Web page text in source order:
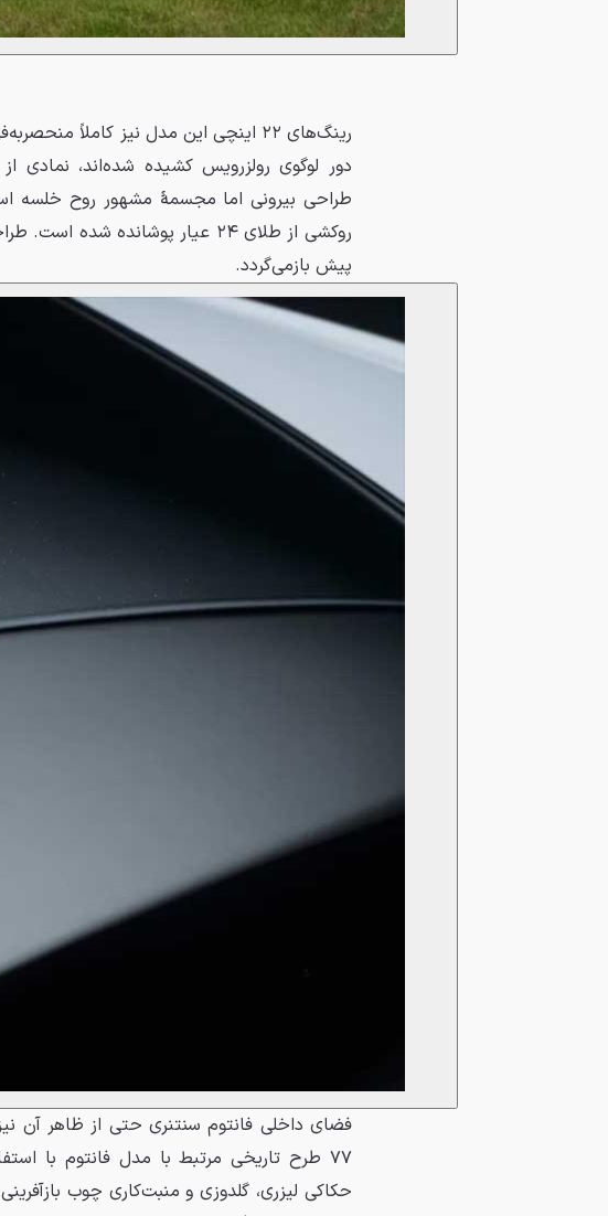
روکشی از طلای ۲۴ عیار
پیش بازمی‌گردد.
فضای داخلی فانتوم سنتنری حتی از ظاهر آن
۷۷ طرح تاریخی مرتبط با مدل فانتوم با
حکاکی لیزری، گلدوزی و منبت‌کاری چوب